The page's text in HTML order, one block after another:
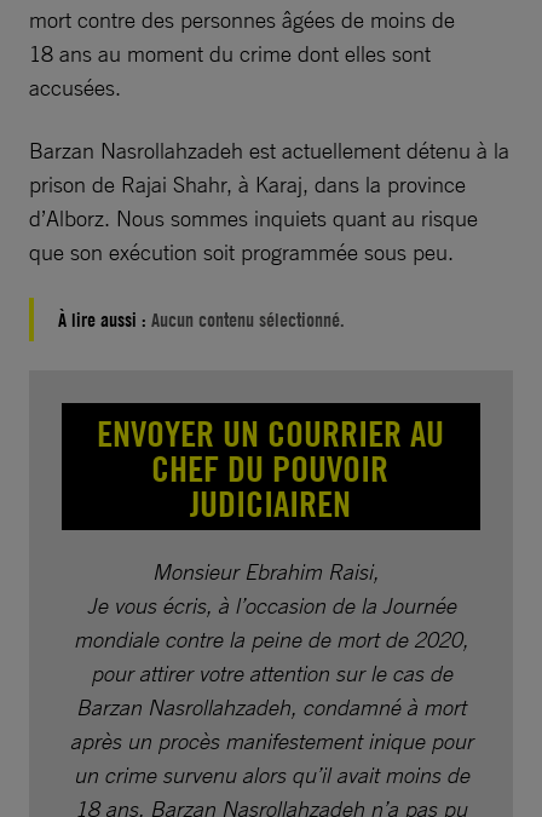
mort contre des personnes âgées de moins de
18 ans au moment du crime dont elles sont
accusées.
Barzan Nasrollahzadeh est actuellement détenu à la
prison de Rajai Shahr, à Karaj, dans la province
d’Alborz. Nous sommes inquiets quant au risque
que son exécution soit programmée sous peu.
À lire aussi : Aucun contenu sélectionné.
ENVOYER UN COURRIER AU
CHEF DU POUVOIR
JUDICIAIREN
Monsieur Ebrahim Raisi,
Je vous écris, à l’occasion de la Journée
mondiale contre la peine de mort de 2020,
pour attirer votre attention sur le cas de
Barzan Nasrollahzadeh, condamné à mort
après un procès manifestement inique pour
un crime survenu alors qu’il avait moins de
18 ans. Barzan Nasrollahzadeh n’a pas pu